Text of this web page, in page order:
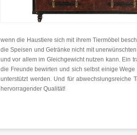
wenn die Haustiere sich mit ihrem Tiermöbel
die Speisen und Getränke nicht mit
und vor allem im Gleichgewicht nutzen kann. Ein
die Freunde bewirten und sich selbst einige
unterstützt werden. Und für abwechslungsreiche
hervorragender Qualität!